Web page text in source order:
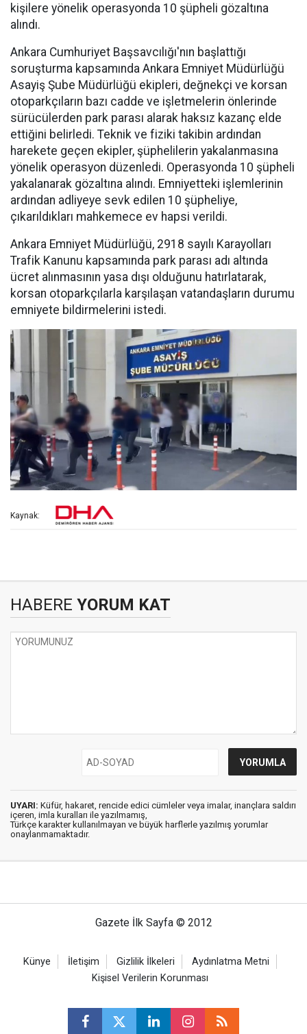
kişilere yönelik operasyonda 10 şüpheli gözaltına
alındı.
Ankara Cumhuriyet Başsavcılığı'nın başlattığı
soruşturma kapsamında Ankara Emniyet Müdürlüğü
Asayiş Şube Müdürlüğü ekipleri, değnekçi ve korsan
otoparkçıların bazı cadde ve işletmelerin önlerinde
sürücülerden park parası alarak haksız kazanç elde
ettiğini belirledi. Teknik ve fiziki takibin ardından
harekete geçen ekipler, şüphelilerin yakalanmasına
yönelik operasyon düzenledi. Operasyonda 10 şüpheli
yakalanarak gözaltına alındı. Emniyetteki işlemlerinin
ardından adliyeye sevk edilen 10 şüpheliye,
çıkarıldıkları mahkemece ev hapsi verildi.
Ankara Emniyet Müdürlüğü, 2918 sayılı Karayolları
Trafik Kanunu kapsamında park parası adı altında
ücret alınmasının yasa dışı olduğunu hatırlatarak,
korsan otoparkçılarla karşılaşan vatandaşların durumu
emniyete bildirmelerini istedi.
Kaynak:
HABERE YORUM KAT
UYARI: Küfür, hakaret, rencide edici cümleler veya imalar, inançlara saldırı
içeren, imla kuralları ile yazılmamış,
Türkçe karakter kullanılmayan ve büyük harflerle yazılmış yorumlar
onaylanmamaktadır.
Gazete İlk Sayfa © 2012
Künye İletişim Gizlilik İlkeleri
Aydınlatma Metni
Kişisel Verilerin Korunması